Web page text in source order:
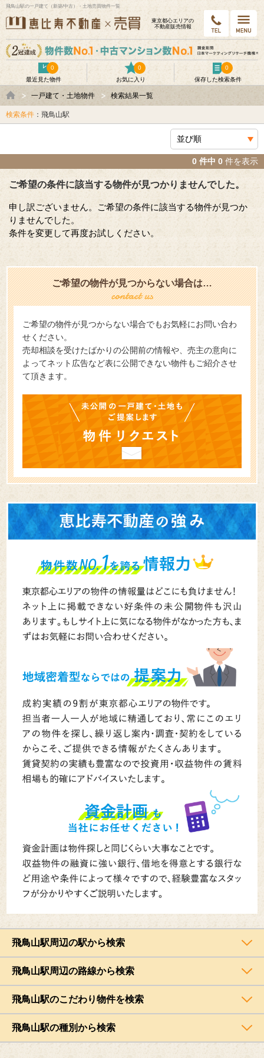
飛鳥山駅の一戸建て（新築/中古）・土地売買物件一覧
東京都⼼エリアの
不動産販売情報
最近見た物件
0
お気に入り
0
保存した検索条件
0
一戸建て・土地物件 検索結果一覧
検索条件 ：飛鳥山駅
0 件中 0 件を表示
ご希望の条件に該当する物件が見つかりませんでした。
申し訳ございません。ご希望の条件に該当する物件が見つか
りませんでした。
条件を変更して再度お試しください。
ご希望の物件が見つからない場合は…
ご希望の物件が見つからない場合でもお気軽にお問い合わ
せください。
売却相談を受けたばかりの公開前の情報や、売主の意向に
よってネット広告など表に公開できない物件もご紹介させ
て頂きます。
飛鳥山駅周辺の駅から検索
飛鳥山駅周辺の路線から検索
飛鳥山駅のこだわり物件を検索
飛鳥山駅の種別から検索